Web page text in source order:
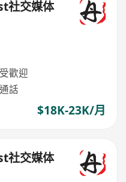
社交媒体
歡迎
話
$18K-23K/月
社交媒体